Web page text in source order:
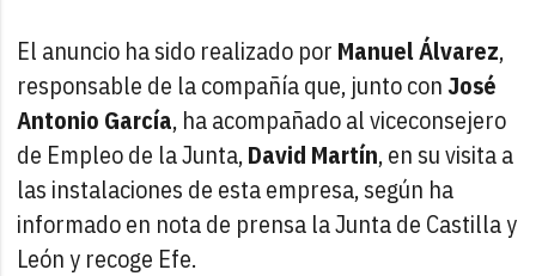
El anuncio ha sido realizado por Manuel Álvarez,
responsable de la compañía que, junto conJosé
Antonio García, ha acompañado al viceconsejero
de Empleo de la Junta,David Martín, en su visita a
las instalaciones de esta empresa, según ha
informado en nota de prensa la Junta de Castilla y
León y recoge Efe.